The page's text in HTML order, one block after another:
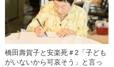
橋田壽賀子と安楽死＃2「子ども
がいないから可哀そう」と言っ